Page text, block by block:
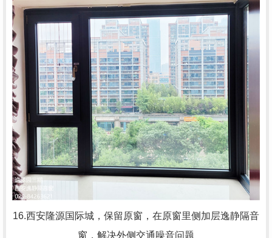
16.西安隆源国际城， 保留原窗，在原窗里侧加层逸静隔音
窗，解决外侧交通噪音问题